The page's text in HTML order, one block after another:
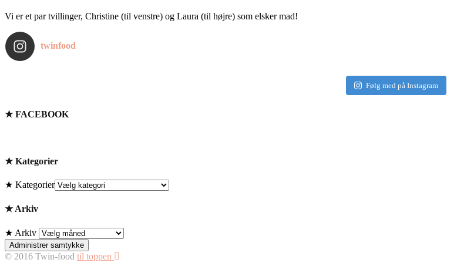
Vi er et par tvillinger, Christine (til venstre) og Laura (til højre) som elsker mad!
twinfood
Følg med på Instagram
★ FACEBOOK
★ Kategorier
★ Kategorier
★ Arkiv
★ Arkiv
Administrer samtykke
© 2016 Twin-food til toppen